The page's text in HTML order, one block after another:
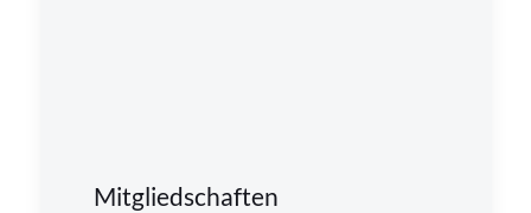
Mitgliedschaften